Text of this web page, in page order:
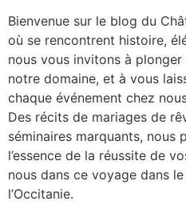
Bienvenue sur le blog du
où se rencontrent histoire,
nous vous invitons à plonger
notre domaine, et à vous
chaque événement chez
Des récits de mariages de
séminaires marquants, nous
l’essence de la réussite de
nous dans ce voyage dans
l’Occitanie.